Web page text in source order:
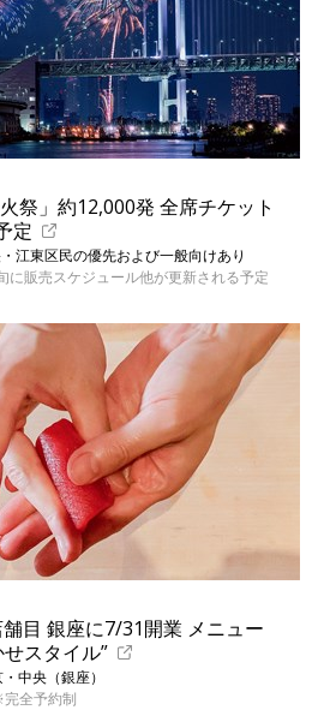
祭」約12,000発 全席チケット
定
江東区民の優先および一般向けあり
販売スケジュール他が更新される予定
目 銀座に7/31開業 メニュー
スタイル”
中央（銀座）
全予約制